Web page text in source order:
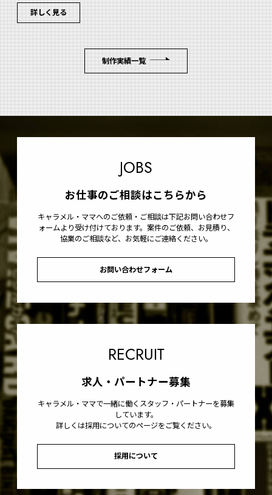
詳しく見る
制作実績一覧
JOBS
お仕事のご相談はこちらから
キャラメル・ママへのご依頼・ご相談は下記お問い合わせフ
ォームより受け付けております。案件のご依頼、お見積り、
協業のご相談など、お気軽にご連絡ください。
お問い合わせフォーム
RECRUIT
求人・パートナー募集
キャラメル・ママで一緒に働くスタッフ・パートナーを募集
しています。
詳しくは採用についてのページをご覧ください。
採用について